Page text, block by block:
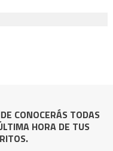
CONOCERÁS TODAS
HORA DE TUS